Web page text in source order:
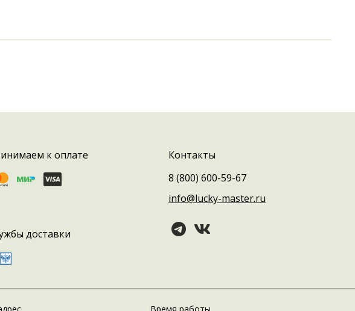
к оплате
доставки
Контакты
8 (800) 600-59-67
info@lucky-master.ru